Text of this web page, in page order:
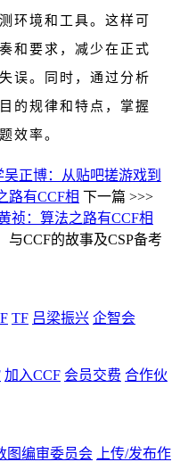
环境和工具。这样可
和要求，减少在正式
误。同时，通过分析
的规律和特点，掌握
效率。
吴正博：从贴吧搓游戏到
路有CCF相 下一篇 >>>
祯：算法之路有CCF相
与CCF的故事及CSP备考
TF 吕梁振兴 企智会
加入CCF 会员交费 合作伙
图编审委员会
上传/发布作